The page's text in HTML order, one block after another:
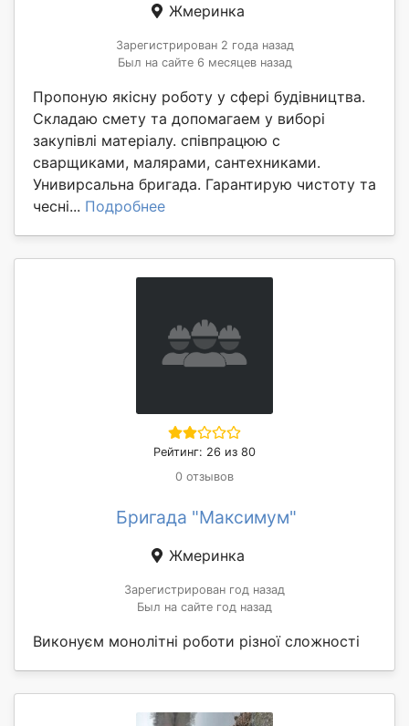
Жмеринка
Зарегистрирован 2 года назад
Был на сайте 6 месяцев назад
Пропоную якісну роботу у сфері будівництва.
Складаю смету та допомагаем у виборі
закупівлі матеріалу. співпрацюю с
сварщиками, малярами, сантехниками.
Унивирсальна бригада. Гарантирую чистоту та
чесні... Подробнее
Рейтинг: 26 из 80
0 отзывов
Бригада "Максимум"
Жмеринка
Зарегистрирован год назад
Был на сайте год назад
Виконуєм монолітні роботи різної сложності